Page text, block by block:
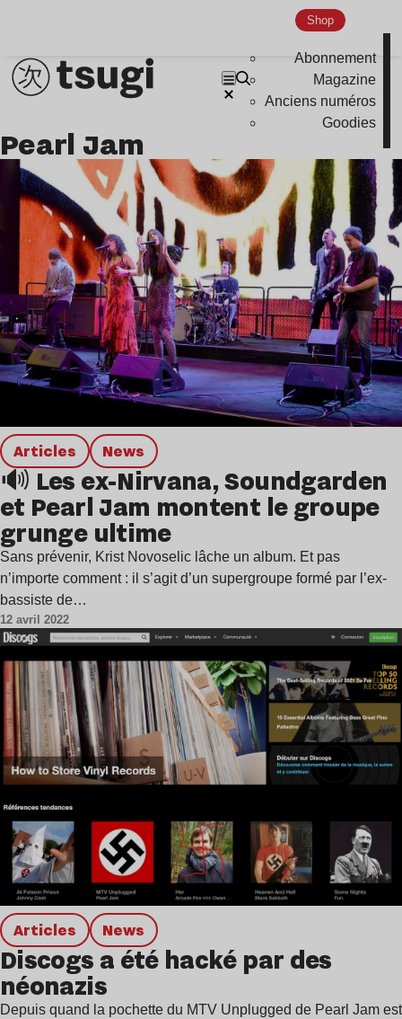
Shop
Abonnement
Magazine
Anciens numéros
Goodies
Pearl Jam
Articles news
🔊 Les ex-Nirvana, Soundgarden
et Pearl Jam montent le groupe
grunge ultime
Sans prévenir, Krist Novoselic lâche un album. Et pas
n’importe comment : il s’agit d’un supergroupe formé par l’ex-
bassiste de…
12 avril 2022
Articles news
Discogs a été hacké par des
néonazis
Depuis quand la pochette du MTV Unplugged de Pearl Jam est